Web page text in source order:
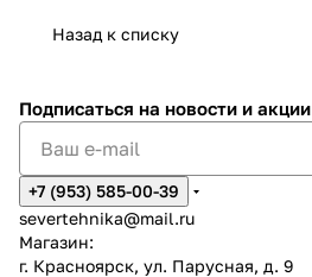
Назад к списку
Подписаться на новости и акции
+7 (953) 585-00-39
severtehnika@mail.ru
Магазин:
г. Красноярск, ул. Парусная, д. 9